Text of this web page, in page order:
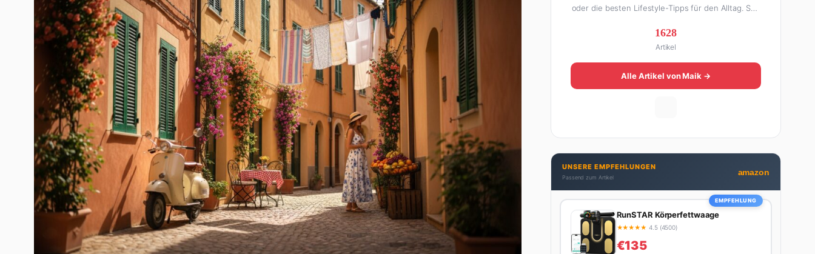
oder die besten Lifestyle-Tipps für den Alltag. Seit
hat FHM Online zu einer der führenden Männer-
Lifestyle-Plattformen im deutschsprachigen Raum
aufgebaut. Sein Weg dahin war alles andere als
geradlinig: Die eine Hälfte seines Lebens stand er
in der Gastronomie – mit allem, was dazugehört.
unterhaltsam und immer nah dran. Wenn Maik
nicht gerade den heißesten Tratsch aus der
Promi-Welt aufspürt oder die besten Lifestyle-
Empfehlungen zusammenstellt, findet man ihn
beim Wandern in den Schweizer Alpen, am Grill mit
Freunden oder auf der Suche nach dem perfekten
Espresso. Sein Motto: Lieber einmal richtig als
zehnmal halb.
1628
Artikel
Alle Artikel von Maik →
UNSERE EMPFEHLUNGEN
Passend zum Artikel
amazon
EMPFEHLUNG
RunSTAR Körperfettwaage
★★★★★ 4.5 (4500)
€135